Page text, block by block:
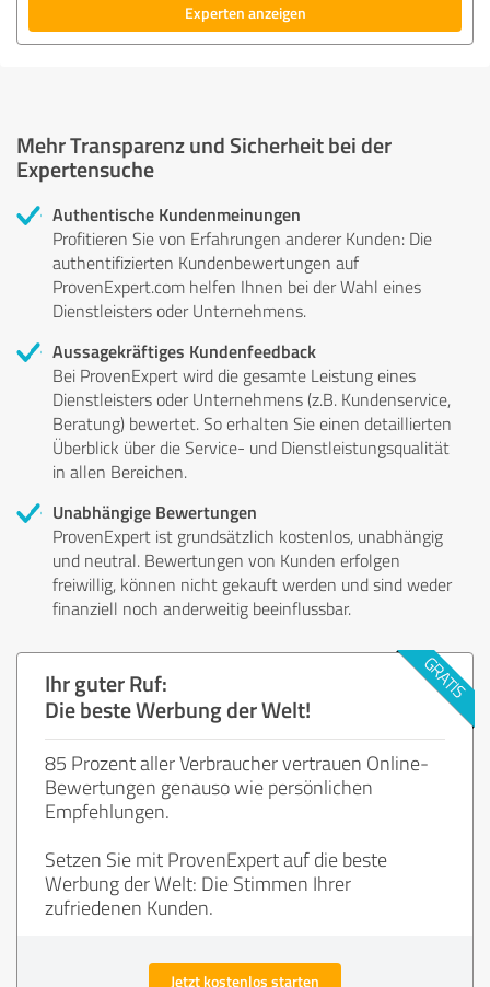
Experten anzeigen
Mehr Transparenz und Sicherheit bei der
Expertensuche
Authentische Kundenmeinungen
Profitieren Sie von Erfahrungen anderer Kunden: Die
authentifizierten Kundenbewertungen auf
ProvenExpert.com helfen Ihnen bei der Wahl eines
Dienstleisters oder Unternehmens.
Aussagekräftiges Kundenfeedback
Bei ProvenExpert wird die gesamte Leistung eines
Dienstleisters oder Unternehmens (z.B. Kundenservice,
Beratung) bewertet. So erhalten Sie einen detaillierten
Überblick über die Service- und Dienstleistungsqualität
in allen Bereichen.
Unabhängige Bewertungen
ProvenExpert ist grundsätzlich kostenlos, unabhängig
und neutral. Bewertungen von Kunden erfolgen
freiwillig, können nicht gekauft werden und sind weder
finanziell noch anderweitig beeinflussbar.
Ihr guter Ruf:
Die beste Werbung der Welt!
85 Prozent aller Verbraucher vertrauen Online-
Bewertungen genauso wie persönlichen
Empfehlungen.
Setzen Sie mit ProvenExpert auf die beste
Werbung der Welt: Die Stimmen Ihrer
zufriedenen Kunden.
Jetzt kostenlos starten